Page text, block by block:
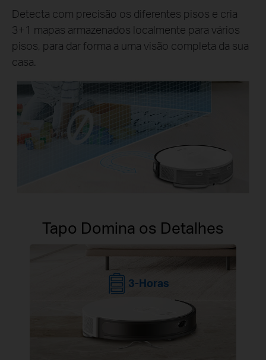
Detecta com precisão os diferentes pisos e cria
3+1 mapas armazenados localmente para vários
pisos, para dar forma a uma visão completa da sua
casa.
Tapo Domina os Detalhes
3-Horas